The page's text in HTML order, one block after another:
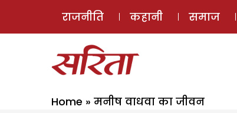
राजनीति कहानी समाज
Home » मनीष वाधवा का जीवन